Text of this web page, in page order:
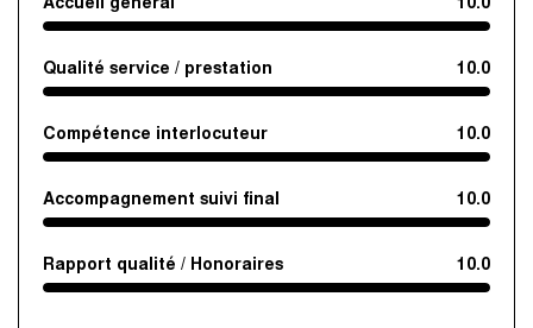
Qualité service / prestation 10.0
Compétence interlocuteur 10.0
Accompagnement suivi final 10.0
Rapport qualité / Honoraires 10.0